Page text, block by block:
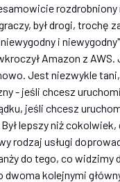
rozdrobniony
był drogi, trochę
i niewygodny"
Amazon z AWS.
Jest niezwykle
- jeśli chcesz
jeśli chcesz
lepszy niż
rodzaj usługi
do tego, co widzimy
kolejnymi